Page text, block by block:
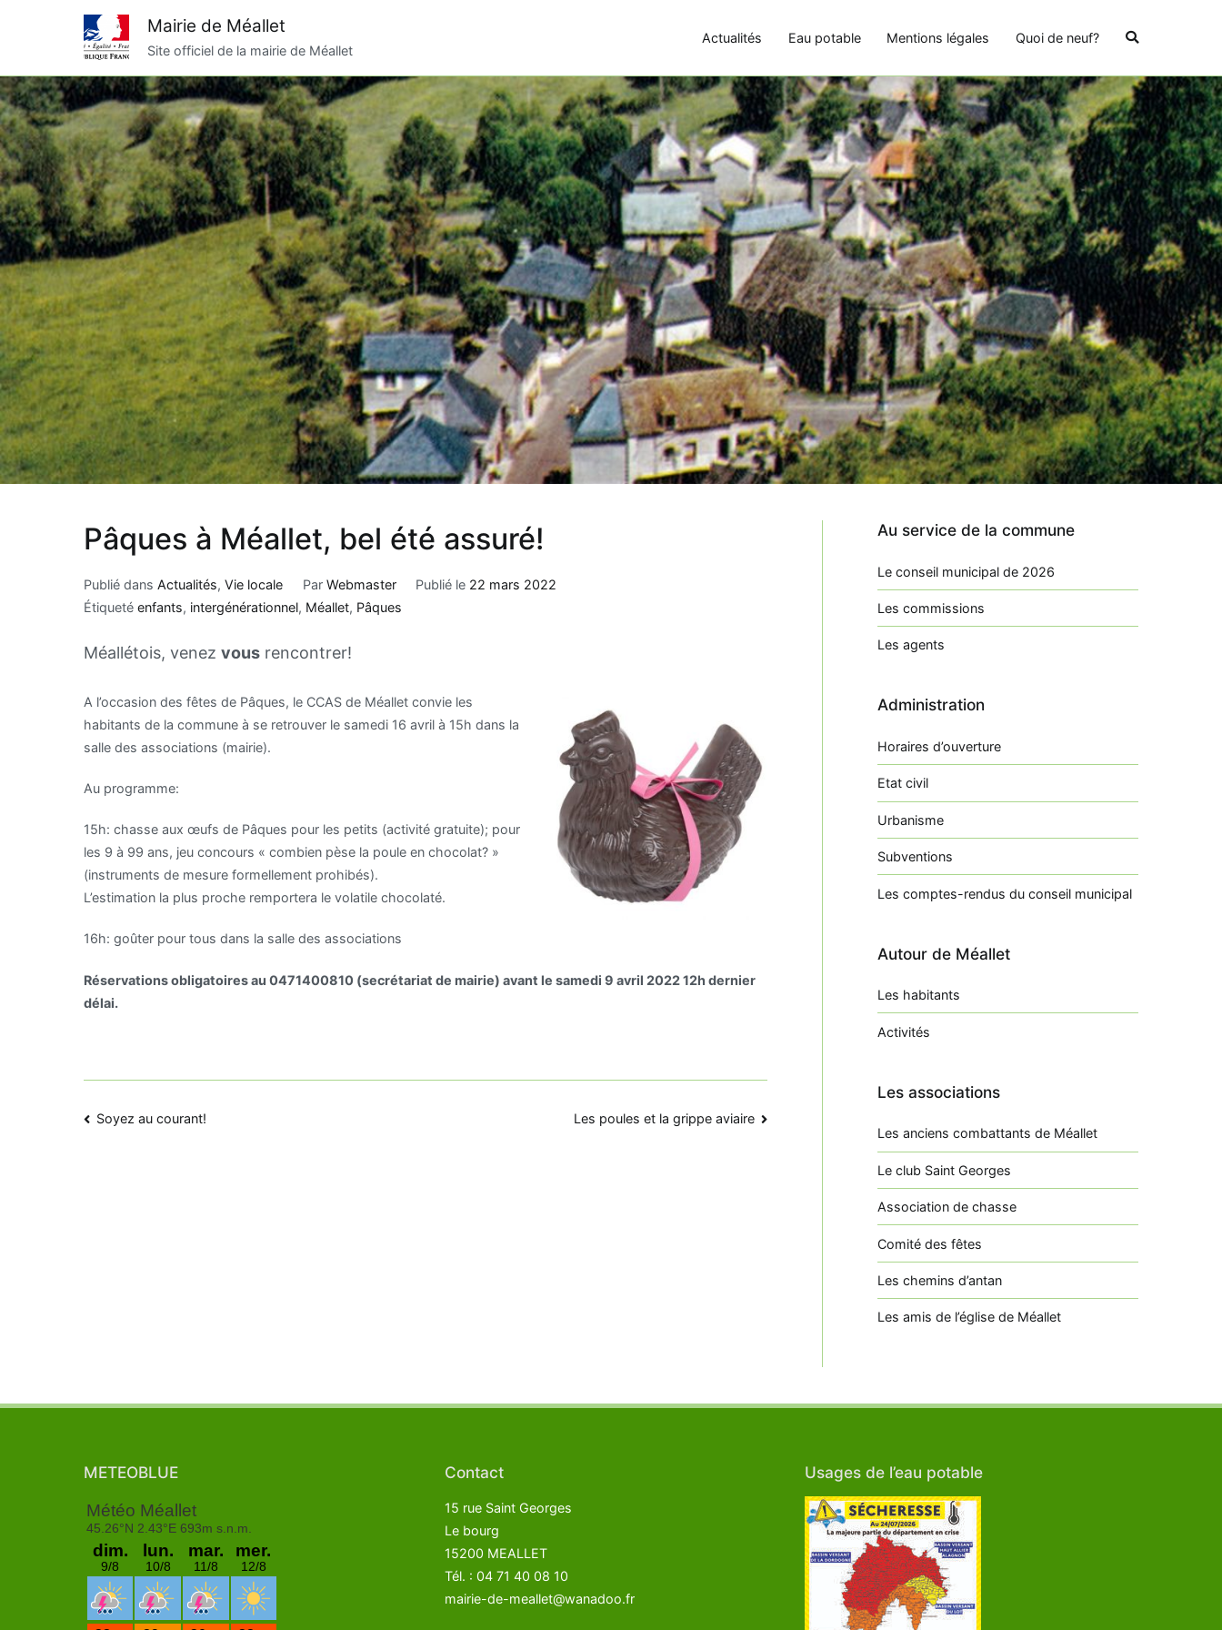
Mairie de Méallet
Site officiel de la mairie de Méallet
Actualités Eau potable Mentions légales Quoi de neuf?
Pâques à Méallet, bel été assuré!
Publié dans Actualités, Vie locale Par Webmaster Publié le 22 mars 2022
Étiqueté enfants, intergénérationnel, Méallet, Pâques
Méallétois, venez vous rencontrer!
A l’occasion des fêtes de Pâques, le CCAS de Méallet convie les
habitants de la commune à se retrouver le samedi 16 avril à 15h dans la
salle des associations (mairie).
Au programme:
15h: chasse aux œufs de Pâques pour les petits (activité gratuite); pour
les 9 à 99 ans, jeu concours « combien pèse la poule en chocolat? »
(instruments de mesure formellement prohibés).
L’estimation la plus proche remportera le volatile chocolaté.
16h: goûter pour tous dans la salle des associations
Réservations obligatoires au 0471400810 (secrétariat de mairie) avant le samedi 9 avril 2022 12h dernier
délai.
Navigation
Soyez au courant! Les poules et la grippe aviaire
Au service de la commune
Le conseil municipal de 2026
Les commissions
Les agents
Administration
Horaires d’ouverture
Etat civil
Urbanisme
Subventions
Les comptes-rendus du conseil municipal
Autour de Méallet
Les habitants
Activités
Les associations
Les anciens combattants de Méallet
Le club Saint Georges
Association de chasse
Comité des fêtes
Les chemins d’antan
Les amis de l’église de Méallet
METEOBLUE Contact
15 rue Saint Georges
Le bourg
15200 MEALLET
Tél. : 04 71 40 08 10
mairie-de-meallet@wanadoo.fr
Usages de l’eau potable